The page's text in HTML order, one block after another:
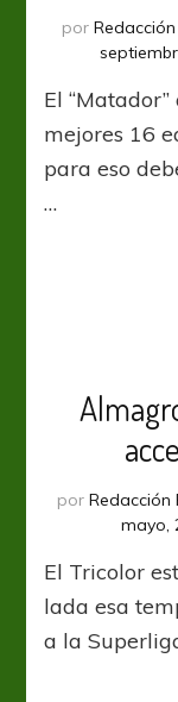
por
El
mejores 16
para eso
…
por Redacción
mayo,
El Tricolor
lada esa
a la